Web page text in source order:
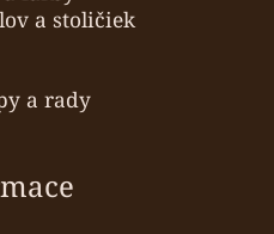
a stoličiek
a rady